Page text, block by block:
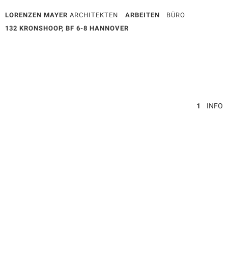
LORENZEN MAYER ARCHITEKTEN ARBEITEN
BÜRO
132 KRONSHOOP, BF 6-8 HANNOVER
1 INFO